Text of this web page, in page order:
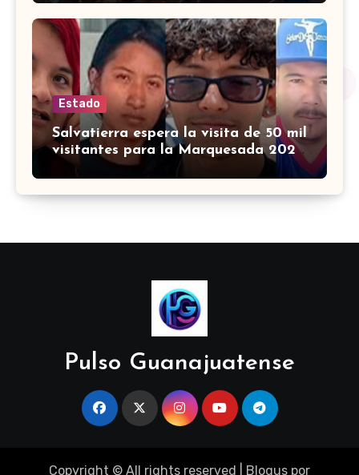
Estado
Salvatierra espera la visita de 50 mil
visitantes para la Marquesada 2026
¿cuándo es?
Pulso Guanajuatense
Copyright © All rights reserved Blogus por